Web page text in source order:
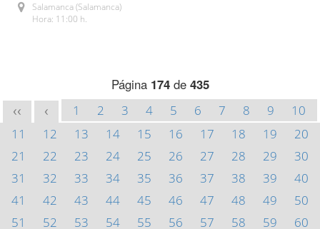
Salamanca (Salamanca)
Hora: 11:00 h.
Página 174de 435
<< < 1 2 3 4 5 6 7 8 9
10
11
12 13 14 15 16 17 18 19
20
21
22 23 24 25 26 27 28 29
30
31
32 33 34 35 36 37 38 39
40
41
42 43 44 45 46 47 48 49
50
51
52 53 54 55 56 57 58 59
60